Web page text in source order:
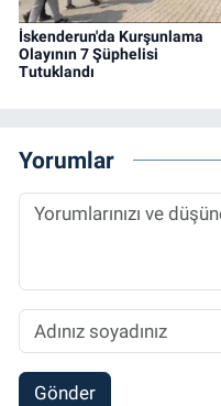
İskenderun'da Kurşunlama
Olayının 7 Şüphelisi
Tutuklandı
Yorumlar
Gönder